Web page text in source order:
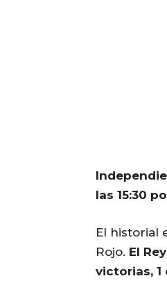
las 15:30
El historial
Rojo. El
victorias, 1